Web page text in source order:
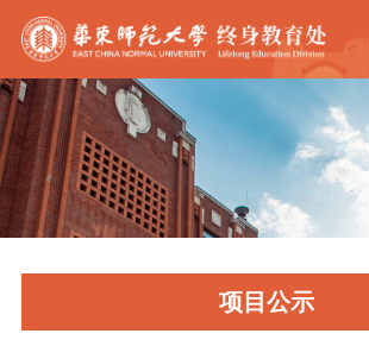
项目公示